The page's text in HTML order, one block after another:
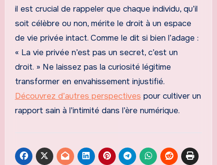
il est crucial de rappeler que chaque individu, qu’il
soit célèbre ou non, mérite le droit à un espace
de vie privée intact. Comme le dit si bien l’adage :
« La vie privée n’est pas un secret, c’est un
droit. » Ne laissez pas la curiosité légitime
transformer en envahissement injustifié.
Découvrez d’autres perspectives pour cultiver un
rapport sain à l’intimité dans l’ère numérique.